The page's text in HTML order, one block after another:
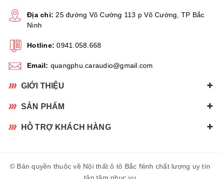
Địa chỉ: 25 đường Võ Cường 113 p Võ Cường, TP Bắc
Ninh
Hotline: 0941.058.668
Email: quangphu.caraudio@gmail.com
GIỚI THIỆU
SẢN PHẨM
HỖ TRỢ KHÁCH HÀNG
© Bản quyền thuộc về Nội thất ô tô Bắc Ninh chất lượng uy tín